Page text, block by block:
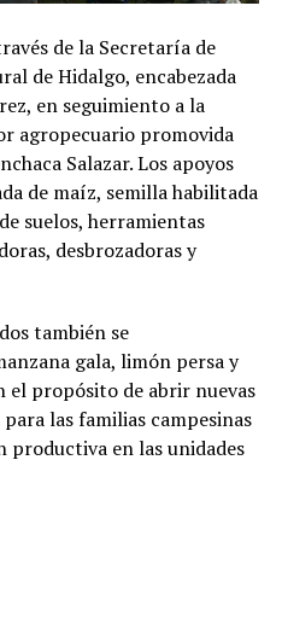
de la Secretaría de
de Hidalgo, encabezada
en seguimiento a la
agropecuario promovida
Salazar. Los apoyos
de maíz, semilla habilitada
suelos, herramientas
desbrozadoras y
también se
gala, limón persa y
el propósito de abrir nuevas
las familias campesinas
en las unidades